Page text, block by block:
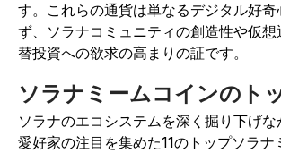
す。これらの通貨は単なるデジタル好奇
ず、ソラナコミュニティの創造性や仮
替投資への欲求の高まりの証です。
ソラナミームコインのト
ソラナのエコシステムを深く掘り下げ
愛好家の注目を集めた11のトップソラナ